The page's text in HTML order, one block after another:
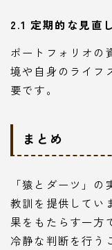
2.1 定期的な見直し
ポートフォリオの
境や自身のライフ
要です。
まとめ
「猿とダーツ」
教訓を提供してい
果をもたらす一方
冷静な判断を行う